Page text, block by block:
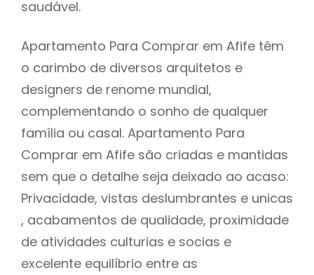
saudável.
Apartamento Para Comprar em Afife têm
o carimbo de diversos arquitetos e
designers de renome mundial,
complementando o sonho de qualquer
família ou casal. Apartamento Para
Comprar em Afife são criadas e mantidas
sem que o detalhe seja deixado ao acaso:
Privacidade, vistas deslumbrantes e unicas
, acabamentos de qualidade, proximidade
de atividades culturias e socias e
excelente equilíbrio entre as